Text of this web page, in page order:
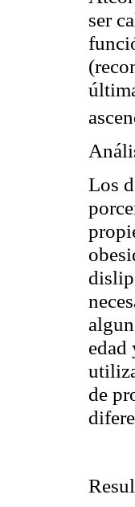
ser
Los
edad
de